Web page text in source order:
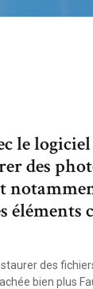
le
des
des
bien plus